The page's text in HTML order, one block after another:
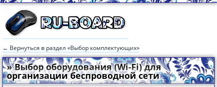
← Вернуться в раздел «Выбор комплектующих»
» Выбор оборудования (Wi-Fi) для
организации беспроводной сети